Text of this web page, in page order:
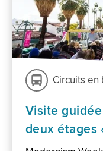
Circuits en
Visite
deux étages